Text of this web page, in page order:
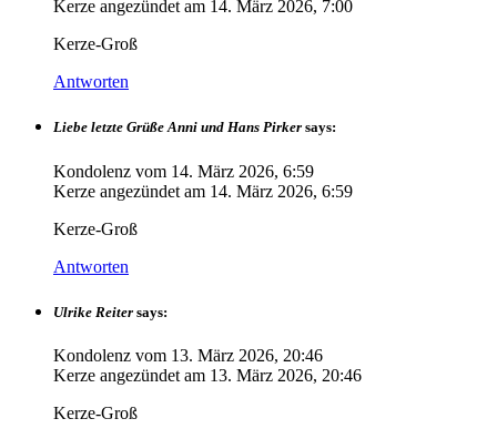
Kerze angezündet am 14. März 2026, 7:00
Kerze-Groß
Antworten
Liebe letzte Grüße Anni und Hans Pirker says:
Kondolenz vom 14. März 2026, 6:59
Kerze angezündet am 14. März 2026, 6:59
Kerze-Groß
Antworten
Ulrike Reiter says:
Kondolenz vom 13. März 2026, 20:46
Kerze angezündet am 13. März 2026, 20:46
Kerze-Groß